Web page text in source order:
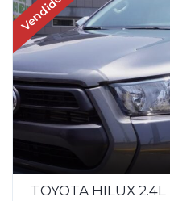
Vendido
TOYOTA HILUX